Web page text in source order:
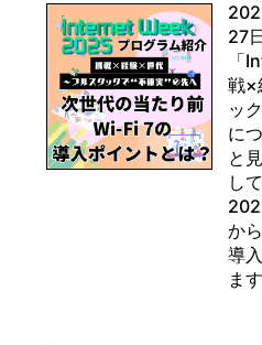
27
「
戦×
ッ
に
と
し
か
導
ます